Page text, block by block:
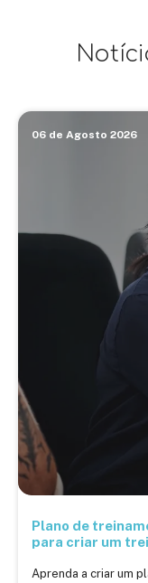
06 de Agosto 2026
Plano de
para criar um
Aprenda a criar um